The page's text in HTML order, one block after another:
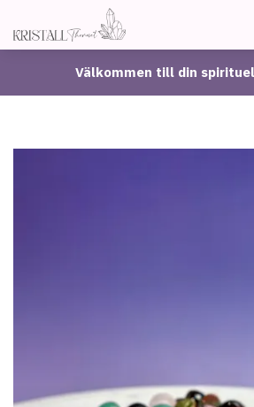
Välkommen till din